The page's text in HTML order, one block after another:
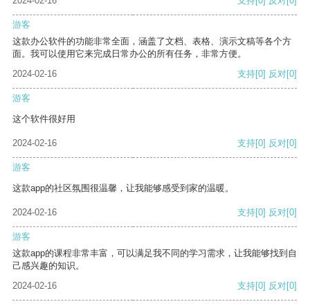
游客
这款办公软件的功能非常全面，涵盖了文档、表格、演示文稿等各个方
面。我可以使用它来完成日常办公的所有任务，非常方便。
2024-02-16
支持[0] 反对[0]
游客
这个软件很好用
2024-02-16 支持[0] 反对[0]
游客
这款app的社区氛围很温馨，让我能够感受到家的温暖。
2024-02-16 支持[0] 反对[0]
游客
这款app的课程非常丰富，可以满足我不同的学习需求，让我能够找到自
己感兴趣的知识。
2024-02-16
支持[0] 反对[0]